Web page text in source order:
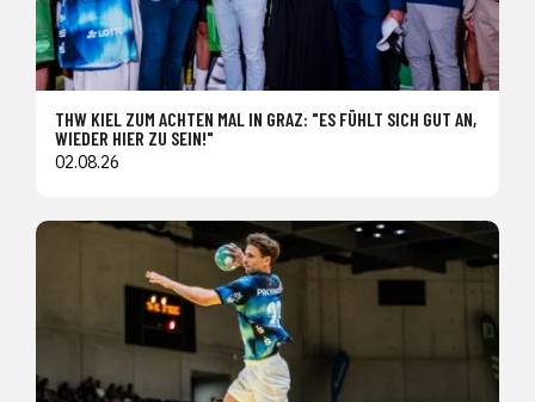
THW KIEL ZUM ACHTEN MAL IN GRAZ: "ES FÜHLT SICH GUT AN,
WIEDER HIER ZU SEIN!"
02.08.26